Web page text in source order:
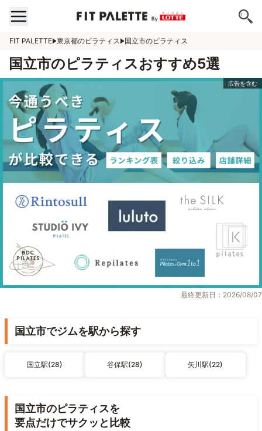
FIT PALETTE 東京都のピラティス 国立市のピラティス
国立市のピラティスおすすめ5選
最終更新日：2026/08/07
国立市でジムを駅から探す
国立駅(28) 谷保駅(28) 矢川駅(22)
国立市のピラティスを
要点だけでサクッと比較